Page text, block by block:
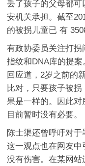
丢了孩子的父母都
安机关承担。截至
的被拐儿童已 有
有政协委员关注打拐
指纹和DNA库的提
回应道，2岁之前的
比对，只要孩子被
果是一样的。因此对
目前暂时没有必要。
陈士渠还曾呼吁对于
这一观点也在网友
没有伤害。在某网